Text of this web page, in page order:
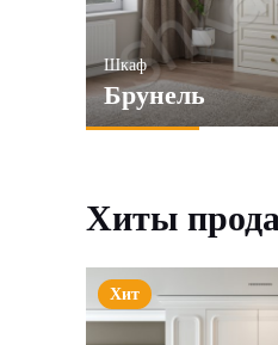
Шкаф
Брунель
Хиты
Хит